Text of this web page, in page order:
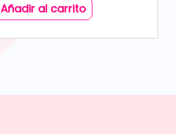
Añadir al carrito